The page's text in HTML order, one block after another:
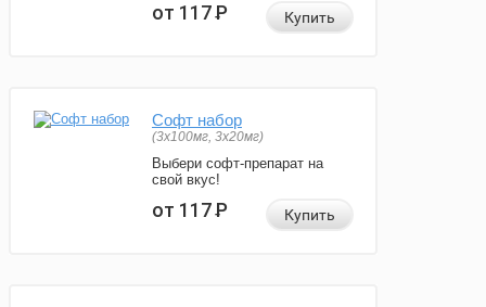
от 117Р Купить
Софт набор
(3x100мг, 3x20мг)
Выбери софт-препарат на
свой вкус!
от 117Р Купить